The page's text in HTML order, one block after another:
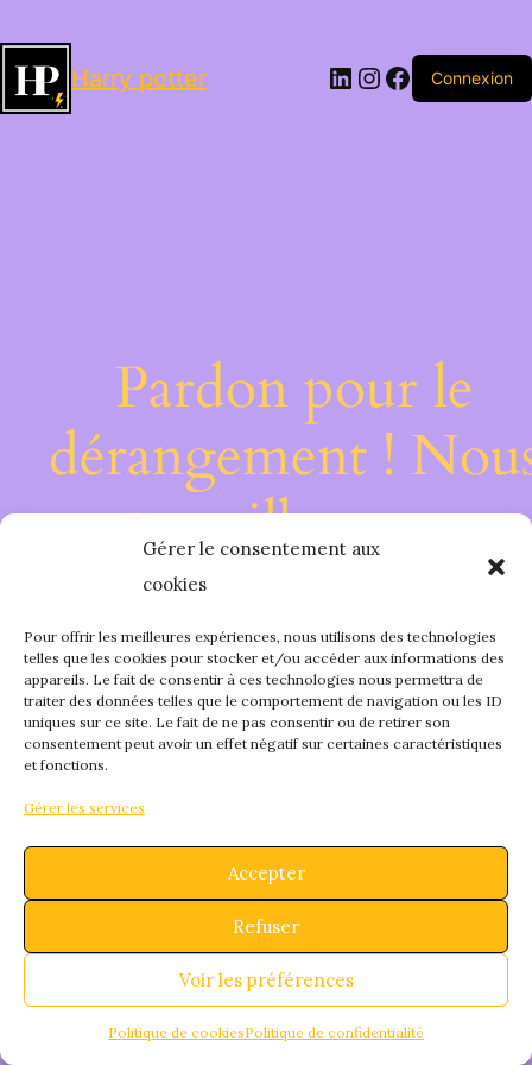
Gérer le consentement aux
cookies
Pour offrir les meilleures expériences, nous utilisons des technologies
telles que les cookies pour stocker et/ou accéder aux informations des
appareils. Le fait de consentir à ces technologies nous permettra de
traiter des données telles que le comportement de navigation ou les ID
uniques sur ce site. Le fait de ne pas consentir ou de retirer son
consentement peut avoir un effet négatif sur certaines caractéristiques
et fonctions.
Gérer les services
Accepter
Refuser
Voir les préférences
Politique de cookiesPolitique de confidentialité
Harry potter LinkedIn
Instagram
Facebook
Connexion
Pardon pour le
dérangement !
travaillons sur
quelque chose de
fantastique –
bientôt !